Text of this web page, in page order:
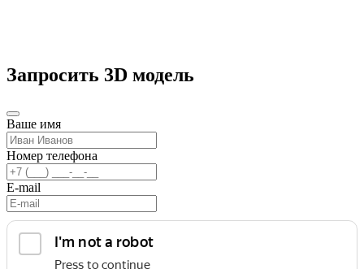
Запросить 3D модель
Ваше имя
Номер телефона
E-mail